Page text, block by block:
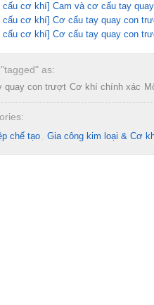
cấu cơ khí] Cam và cơ cấu tay
cấu cơ khí] Cơ cấu tay quay con
cấu cơ khí] Cơ cấu tay quay con
as:
quay con trượt Cơ khí chính xác
chế tạo​ Gia công kim loại & Cơ